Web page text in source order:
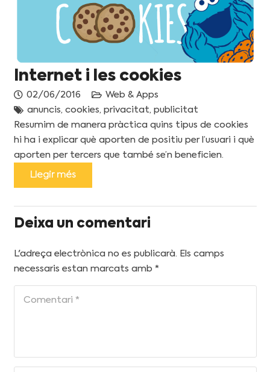
Internet i les cookies
02/06/2016
Web & Apps
anuncis, cookies, privacitat, publicitat
Resumim de manera pràctica quins tipus de cookies
hi ha i explicar què aporten de positiu per l’usuari i què
aporten per tercers que també se’n beneficien.
Llegir més
Deixa un comentari
L'adreça electrònica no es publicarà. Els camps
necessaris estan marcats amb *